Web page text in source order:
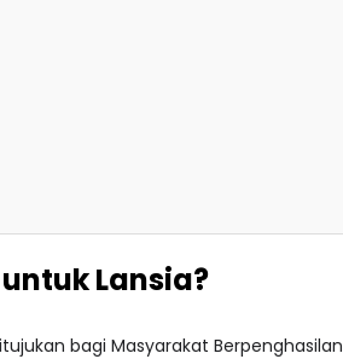
Lansia?
bagi Masyarakat Berpenghasilan